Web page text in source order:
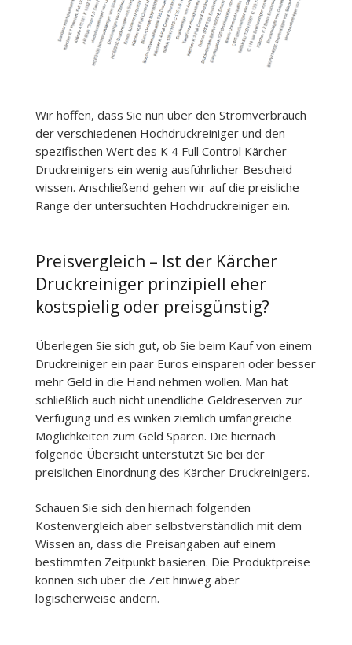
Wir hoffen, dass Sie nun über den Stromverbrauch
der verschiedenen Hochdruckreiniger und den
spezifischen Wert des K 4 Full Control Kärcher
Druckreinigers ein wenig ausführlicher Bescheid
wissen. Anschließend gehen wir auf die preisliche
Range der untersuchten Hochdruckreiniger ein.
Preisvergleich – Ist der Kärcher
Druckreiniger prinzipiell eher
kostspielig oder preisgünstig?
Überlegen Sie sich gut, ob Sie beim Kauf von einem
Druckreiniger ein paar Euros einsparen oder besser
mehr Geld in die Hand nehmen wollen. Man hat
schließlich auch nicht unendliche Geldreserven zur
Verfügung und es winken ziemlich umfangreiche
Möglichkeiten zum Geld Sparen. Die hiernach
folgende Übersicht unterstützt Sie bei der
preislichen Einordnung des Kärcher Druckreinigers.
Schauen Sie sich den hiernach folgenden
Kostenvergleich aber selbstverständlich mit dem
Wissen an, dass die Preisangaben auf einem
bestimmten Zeitpunkt basieren. Die Produktpreise
können sich über die Zeit hinweg aber
logischerweise ändern.